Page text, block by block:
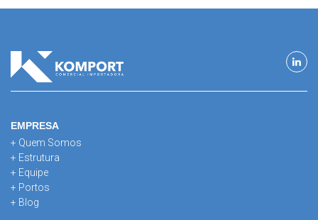
EMPRESA
+ Quem Somos
+ Estrutura
+ Equipe
+ Portos
+ Blog